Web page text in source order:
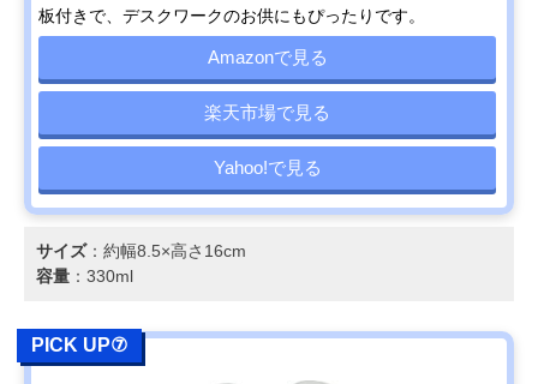
板付きで、デスクワークのお供にもぴったりです。
Amazonで見る
楽天市場で見る
Yahoo!で見る
サイズ：約幅8.5×高さ16cm
容量 ：330ml
PICK UP⑦